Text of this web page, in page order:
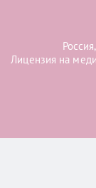
Лицензия на